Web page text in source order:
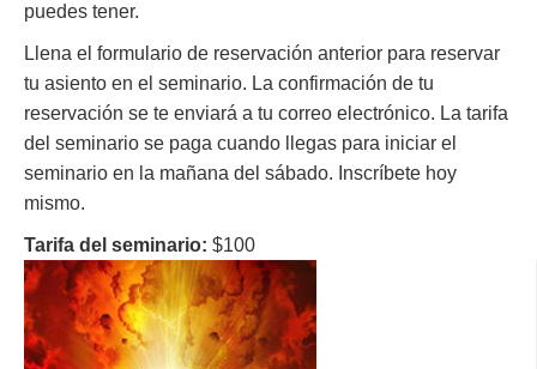
puedes tener.
Llena el formulario de reservación anterior para reservar
tu asiento en el seminario. La confirmación de tu
reservación se te enviará a tu correo electrónico. La tarifa
del seminario se paga cuando llegas para iniciar el
seminario en la mañana del sábado. Inscríbete hoy
mismo.
Tarifa del seminario: $100